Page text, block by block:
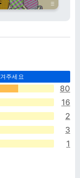
주세요
80
16
2
3
1